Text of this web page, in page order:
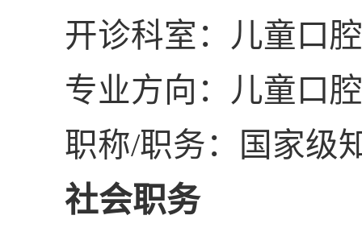
开诊科室：儿童口
专业方向：儿童口
职称/职务：国家级
社会职务